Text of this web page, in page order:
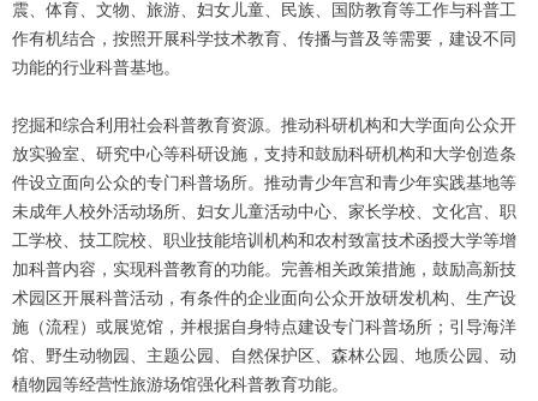
震、体育、文物、旅游、妇女儿童、民族、国防教育等工作与科普工
作有机结合，按照开展科学技术教育、传播与普及等需要，建设不同
功能的行业科普基地。
挖掘和综合利用社会科普教育资源。推动科研机构和大学面向公众开
放实验室、研究中心等科研设施，支持和鼓励科研机构和大学创造条
件设立面向公众的专门科普场所。推动青少年宫和青少年实践基地等
未成年人校外活动场所、妇女儿童活动中心、家长学校、文化宫、职
工学校、技工院校、职业技能培训机构和农村致富技术函授大学等增
加科普内容，实现科普教育的功能。完善相关政策措施，鼓励高新技
术园区开展科普活动，有条件的企业面向公众开放研发机构、生产设
施（流程）或展览馆，并根据自身特点建设专门科普场所；引导海洋
馆、野生动物园、主题公园、自然保护区、森林公园、地质公园、动
植物园等经营性旅游场馆强化科普教育功能。